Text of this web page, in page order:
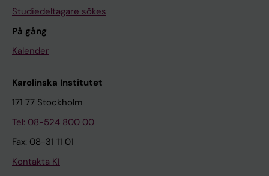
Studiedeltagare sökes
På gång
Kalender
Karolinska Institutet
171 77 Stockholm
Tel: 08-524 800 00
Fax: 08-31 11 01
Kontakta KI